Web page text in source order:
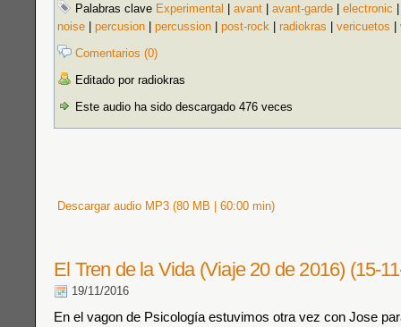
Palabras clave Experimental avant avant-garde electronic
noise
percusion percussion post-rock radiokras vericuetos
Comentarios (0)
Editado por radiokras
Este audio ha sido descargado 476 veces
Descargar audio MP3 (80 MB | 60:00 min)
El Tren de la Vida (Viaje 20 de 2016) (15-
19/11/2016
En el vagon de Psicología estuvimos otra vez con Jose